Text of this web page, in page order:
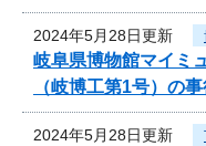
2024年5月28日更新
岐阜県博物館マイミ
（岐博工第1号）の
2024年5月28日更新